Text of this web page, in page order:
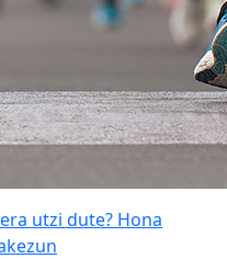
utzi dute? Hona